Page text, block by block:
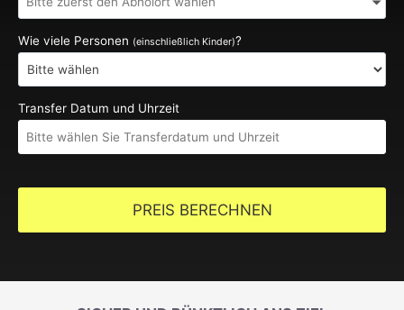
Wie viele Personen (einschließlich Kinder)?
Transfer Datum und Uhrzeit
PREIS BERECHNEN